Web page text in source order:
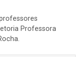
Professora